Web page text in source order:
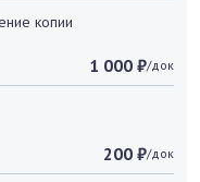
копии
1 000 ₽/док
200 ₽/док